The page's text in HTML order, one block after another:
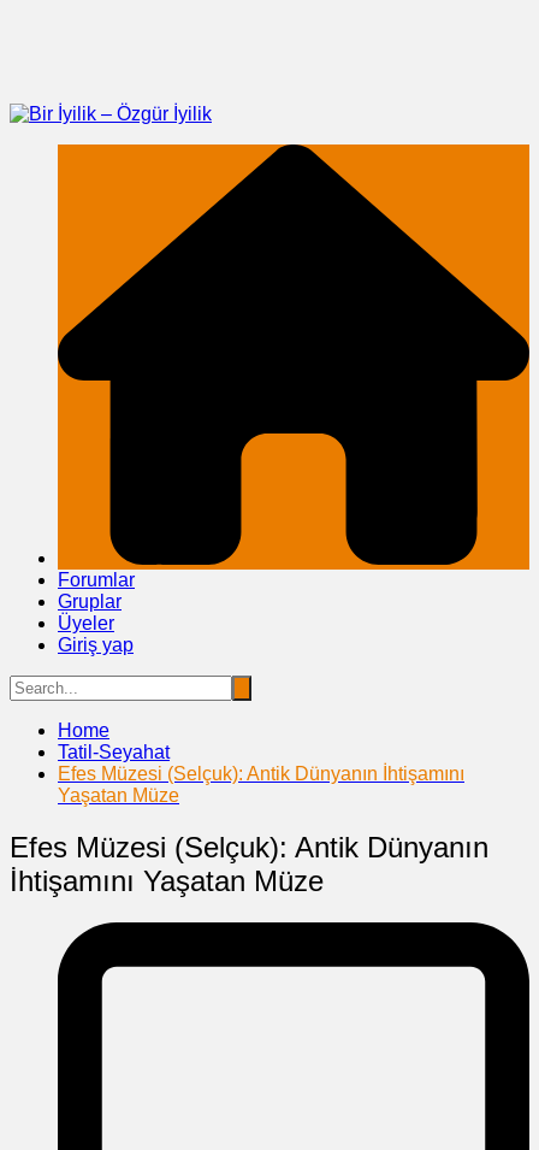
Forumlar
Gruplar
Üyeler
Giriş yap
Home
Tatil-Seyahat
Efes Müzesi (Selçuk): Antik Dünyanın İhtişamını
Yaşatan Müze
Efes Müzesi (Selçuk): Antik Dünyanın
İhtişamını Yaşatan Müze